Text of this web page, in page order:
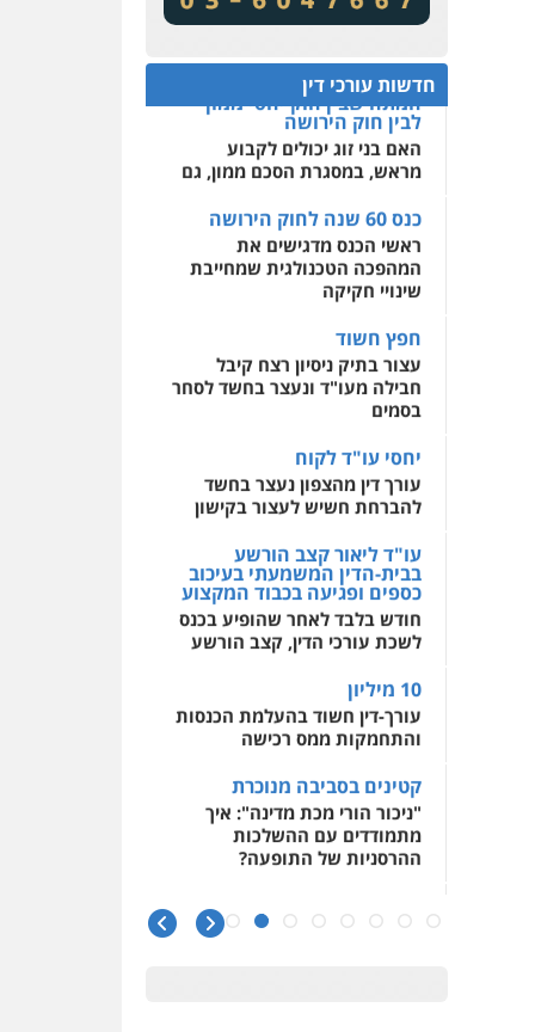
שירותים מקצועיים לעורכי
דין
0522508109
אחסון אתרים
מהירות הגנה גיבוי
תמיכה שירותים מקצועיים
לעורכי דין
מרכז התחלה חדשה
אסירים עבירות מין
שירותים מקצועיים לעורכי
0544500346
חדשות עורכי דין
מע"מ ומוסדות ללא כוונת רווח
המתח שבין חוק יחסי ממון
לבין חוק הירושה
האם בני זוג יכולים לקבוע
מראש, במסגרת הסכם ממון, גם
כנס 60 שנה לחוק הירושה
ראשי הכנס מדגישים את
המהפכה הטכנולגית שמחייבת
שינויי חקיקה
חפץ חשוד
עצור בתיק ניסיון רצח קיבל
חבילה מעו"ד ונעצר בחשד לסחר
בסמים
יחסי עו"ד לקוח
עורך דין מהצפון נעצר בחשד
להברחת חשיש לעצור בקישון
עו"ד ליאור קצב הורשע
בבית-הדין המשמעתי בעיכוב
כספים ופגיעה בכבוד המקצוע
חודש בלבד לאחר שהופיע בכנס
לשכת עורכי הדין, קצב הורשע
10 מיליון
עורך-דין חשוד בהעלמת הכנסות
והתחמקות ממס רכישה
קטינים בסביבה מנוכרת
"ניכור הורי מכת מדינה": איך
מתמודדים עם ההשלכות
ההרסניות של התופעה?
אלה המינויים
26 שופטים ורשמים נוספים